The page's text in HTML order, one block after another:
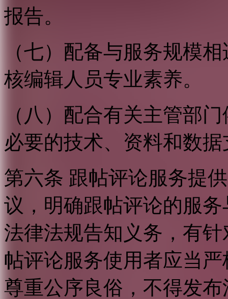
报告。
（七）配备与服务规模
核编辑人员专业素养。
（八）配合有关主管部
必要的技术、资料和数
第六条 跟帖评论服务提
议，明确跟帖评论的服
法律法规告知义务，有
帖评论服务使用者应当
尊重公序良俗，不得发